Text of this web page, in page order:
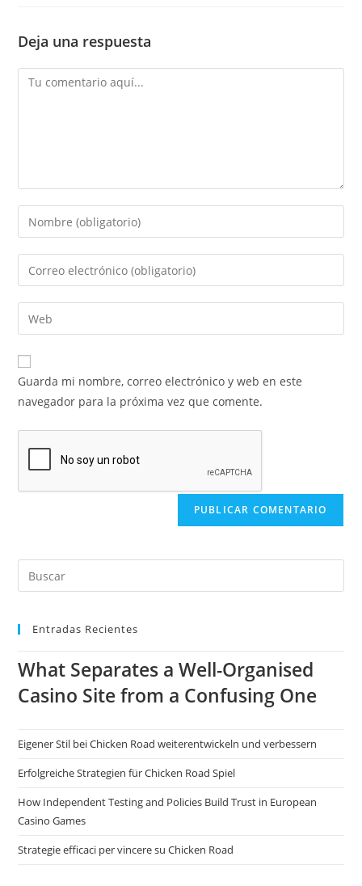
Deja una respuesta
Guarda mi nombre, correo electrónico y web en este
navegador para la próxima vez que comente.
Entradas Recientes
What Separates a Well-Organised
Casino Site from a Confusing One
Eigener Stil bei Chicken Road weiterentwickeln und verbessern
Erfolgreiche Strategien für Chicken Road Spiel
How Independent Testing and Policies Build Trust in European
Casino Games
Strategie efficaci per vincere su Chicken Road